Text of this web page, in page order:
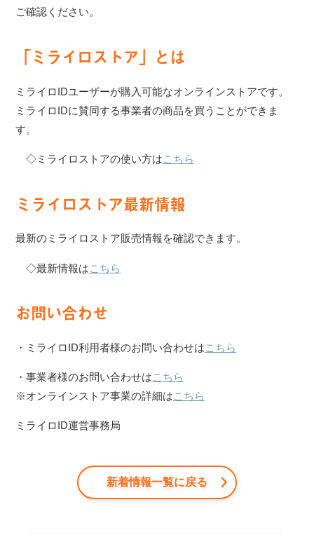
ご確認ください。
「ミライロストア」とは
ミライロIDユーザーが購入可能なオンラインストアです。
ミライロIDに賛同する事業者の商品を買うことができま
す。
◇ミライロストアの使い方はこちら
ミライロストア最新情報
最新のミライロストア販売情報を確認できます。
◇最新情報はこちら
お問い合わせ
・ミライロID利用者様のお問い合わせはこちら
・事業者様のお問い合わせはこちら
※オンラインストア事業の詳細はこちら
ミライロID運営事務局
新着情報一覧に戻る